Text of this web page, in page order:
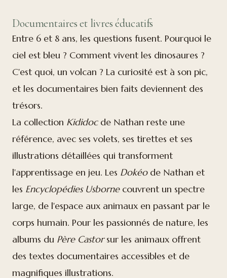
Documentaires et livres éducatifs
Entre 6 et 8 ans, les questions fusent. Pourquoi le
ciel est bleu ? Comment vivent les dinosaures ?
C'est quoi, un volcan ? La curiosité est à son pic,
et les documentaires bien faits deviennent des
trésors.
La collection Kididocde Nathan reste une
référence, avec ses volets, ses tirettes et ses
illustrations détaillées qui transforment
l'apprentissage en jeu. Les Dokéode Nathan et
les Encyclopédies Usbornecouvrent un spectre
large, de l'espace aux animaux en passant par le
corps humain. Pour les passionnés de nature, les
albums du Père Castorsur les animaux offrent
des textes documentaires accessibles et de
magnifiques illustrations.